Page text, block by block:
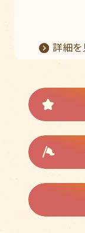
詳細を